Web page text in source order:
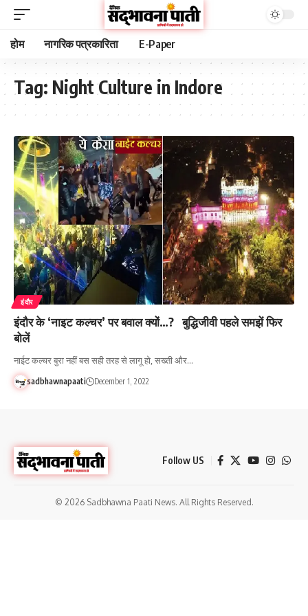
होम नागरिक पत्रकारिता E-Paper
Tag: Night Culture in Indore
इंदौर
इंदौर के ‘नाइट कल्चर’ पर बवाल क्यों…? बुद्धिजीवी पहले समझें फिर
बोलें
नाईट कल्चर बुरा नहीं बस सही तरह से लागू हो, सख्ती और…
sadbhawnapaati December 1, 2022
Follow US
© 2026 Sadbhawna Paati News. All Rights Reserved.